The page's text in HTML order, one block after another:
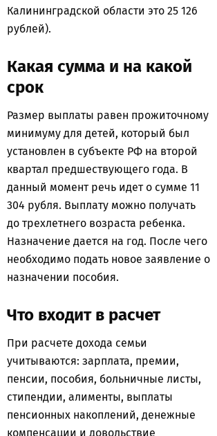
Калининградской области это 25 126
рублей).
Какая сумма и на какой
срок
Размер выплаты равен прожиточному
минимуму для детей, который был
установлен в субъекте РФ на второй
квартал предшествующего года. В
данный момент речь идет о сумме 11
304 рубля. Выплату можно получать
до трехлетнего возраста ребенка.
Назначение дается на год. После чего
необходимо подать новое заявление о
назначении пособия.
Что входит в расчет
При расчете дохода семьи
учитываются: зарплата, премии,
пенсии, пособия, больничные листы,
стипендии, алименты, выплаты
пенсионных накоплений, денежные
компенсации и довольствие